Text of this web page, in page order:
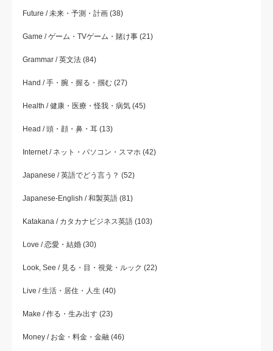
Future / 未来・予測・計画 (38)
Game / ゲーム・TVゲーム・賭け事 (21)
Grammar / 英文法 (84)
Hand / 手・腕・握る・掴む (27)
Health / 健康・医療・怪我・病気 (45)
Head / 頭・顔・鼻・耳 (13)
Internet / ネット・パソコン・スマホ (42)
Japanese / 英語でどう言う？ (52)
Japanese-English / 和製英語 (81)
Katakana / カタカナビジネス英語 (103)
Love / 恋愛・結婚 (30)
Look, See / 見る・目・視覚・ルック (22)
Live / 生活・居住・人生 (40)
Make / 作る・生み出す (23)
Money / お金・料金・金融 (46)